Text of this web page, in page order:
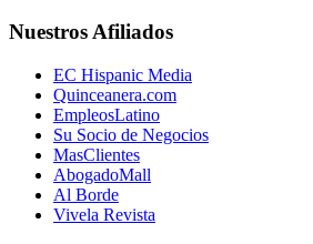
Nuestros Afiliados
EC Hispanic Media
Quinceanera.com
EmpleosLatino
Su Socio de Negocios
MasClientes
AbogadoMall
Al Borde
Vivela Revista